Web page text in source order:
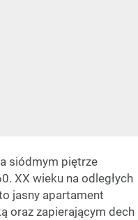
siódmym piętrze
XX wieku na odległych
jasny apartament
oraz zapierającym dech